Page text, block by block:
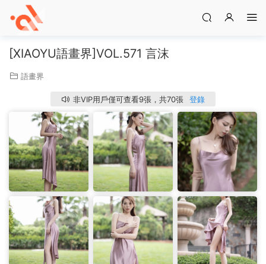
[XIAOYU語畫界]VOL.571 言沫
語畫界
非VIP用戶僅可查看9張，共70張 登錄